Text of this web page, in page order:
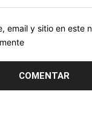
email y sitio en este